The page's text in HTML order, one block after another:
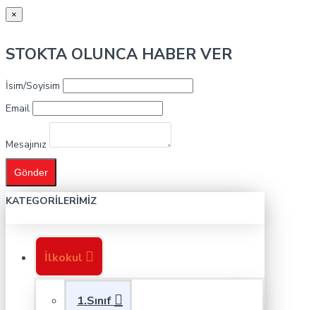
×
STOKTA OLUNCA HABER VER
İsim/Soyisim
Email
Mesajınız
Gönder
KATEGORILERIMIZ
İlkokul
1.Sınıf